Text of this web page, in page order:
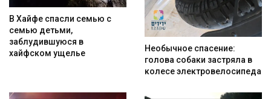
В Хайфе спасли семью с
семью детьми,
заблудившуюся в
хайфском ущелье
Необычное спасение:
голова собаки застряла в
колесе электровелосипеда